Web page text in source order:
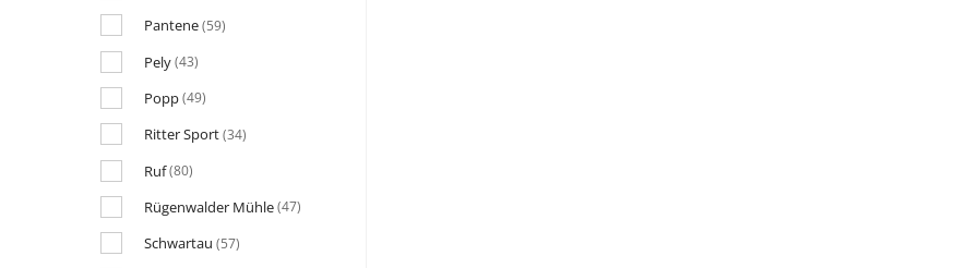
Pantene(59)
Pely(43)
Popp(49)
Ritter Sport(34)
Ruf(80)
Rügenwalder Mühle(47)
Schwartau (57)